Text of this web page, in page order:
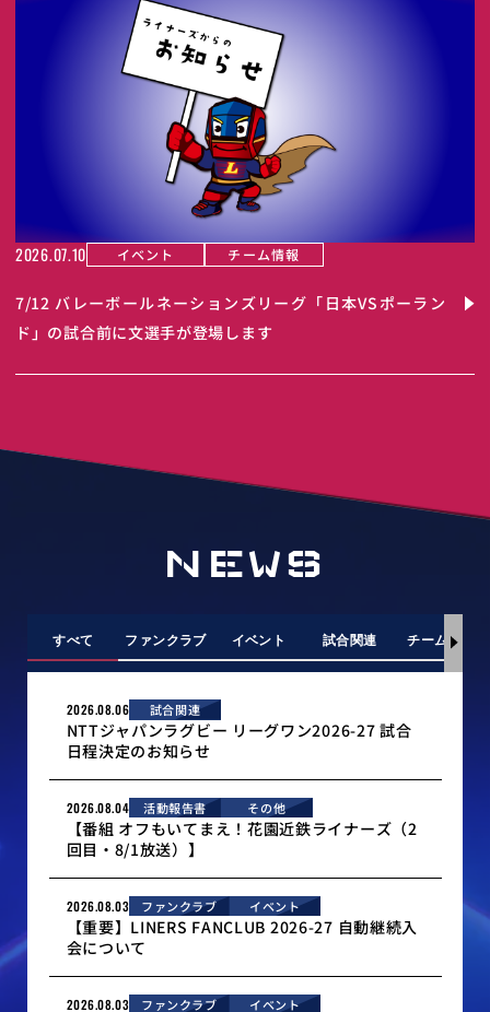
2026.07.10 イベント チーム情報
7/12 バレーボールネーションズリーグ「日本VSポーラン
ド」の試合前に文選手が登場します
NEWS
すべて ファンクラブ イベント 試合関連 チーム情報
2026.08.06 試合関連
NTTジャパンラグビー リーグワン2026-27 試合
日程決定のお知らせ
2026.08.04 活動報告書 その他
【番組 オフもいてまえ！花園近鉄ライナーズ（2
回目・8/1放送）】
2026.08.03 ファンクラブ イベント
【重要】LINERS FANCLUB 2026-27 自動継続入
会について
2026.08.03 ファンクラブ イベント